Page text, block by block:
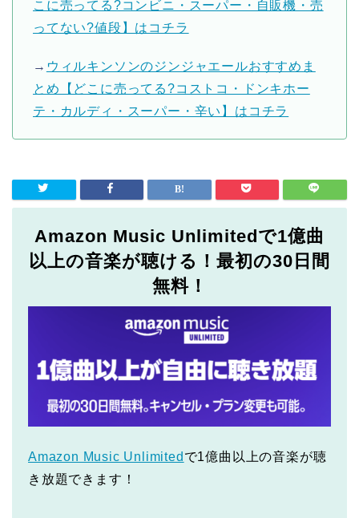
こに売ってる?コンビニ・スーパー・自販機・売
ってない?値段】はコチラ
→ ウィルキンソンのジンジャエールおすすめま
とめ【どこに売ってる?コストコ・ドンキホー
テ・カルディ・スーパー・辛い】はコチラ
Amazon Music Unlimitedで1億曲
以上の音楽が聴ける！最初の30日間
無料！
Amazon Music Unlimited で1億曲以上の音楽が聴
き放題できます！